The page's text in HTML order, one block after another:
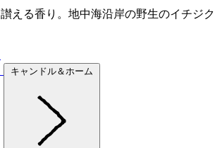
える香り。地中海沿岸の野生のイチジク
キャンドル＆ホーム